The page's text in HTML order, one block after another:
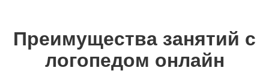
Преимущества занятий с
логопедом онлайн